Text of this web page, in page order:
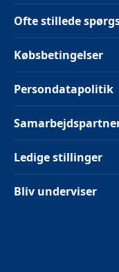
Ofte stillede
Købsbetingelser
Persondatapolitik
Ledige stillinger
Bliv underviser